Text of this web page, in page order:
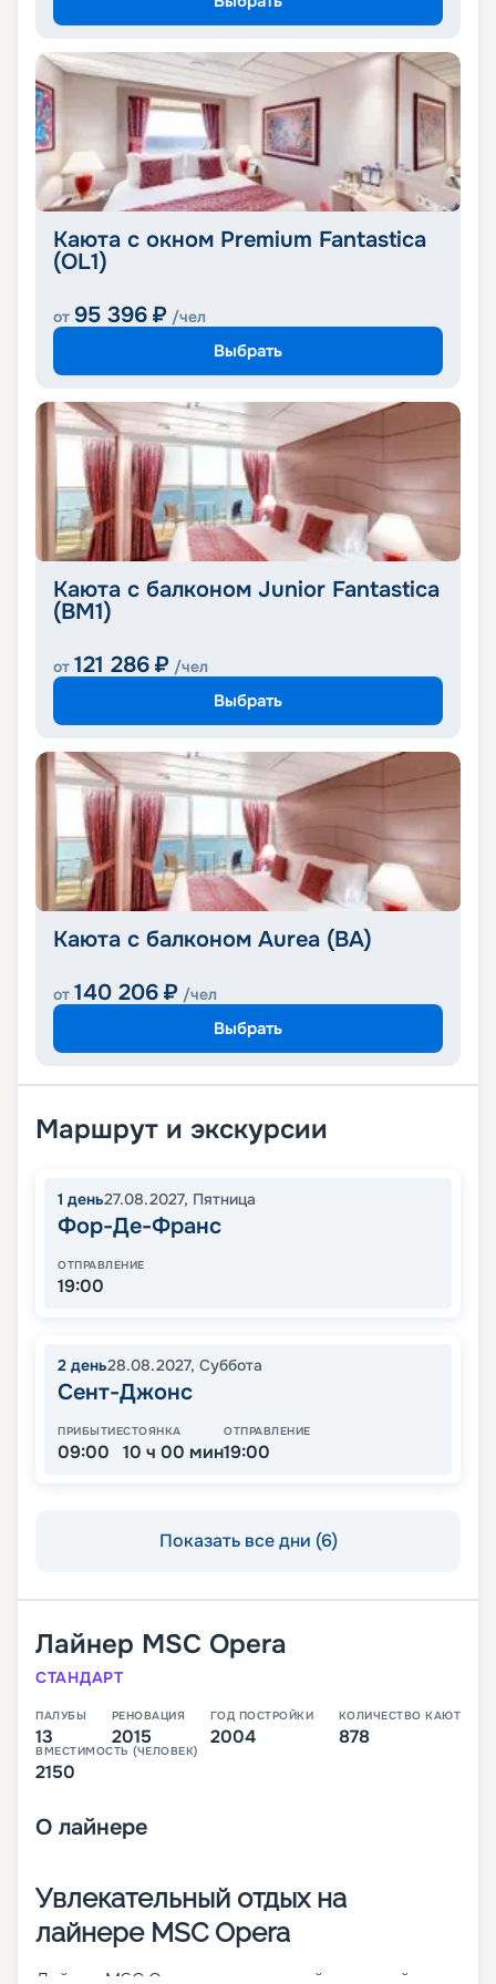
Каюта с окном Premium Fantastica
(OL1)
от 95 396 ₽ /чел
Выбрать
Каюта с балконом Junior Fantastica
(BM1)
от 121 286 ₽ /чел
Выбрать
Каюта с балконом Aurea (BA)
от 140 206 ₽ /чел
Выбрать
Маршрут и экскурсии
1 день27.08.2027, Пятница
Фор-Де-Франс
ОТПРАВЛЕНИЕ
19:00
2 день28.08.2027, Суббота
Сент-Джонс
ПРИБЫТИЕ
09:00
СТОЯНКА
10 ч 00 мин
ОТПРАВЛЕНИЕ
19:00
Показать все дни (6)
Лайнер MSC Opera
СТАНДАРТ
ПАЛУБЫ
13
РЕНОВАЦИЯ
2015
ГОД ПОСТРОЙКИ
2004
КОЛИЧЕСТВО КАЮТ
878
ВМЕСТИМОСТЬ (ЧЕЛОВЕК)
2150
О лайнере
Увлекательный отдых на
лайнере MSC Opera